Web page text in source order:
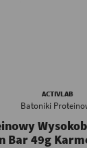
ACTIVLAB
Batoniki
Bar 49g